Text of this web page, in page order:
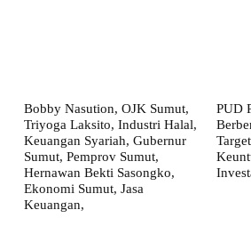
Bobby Nasution, OJK Sumut,
Triyoga Laksito, Industri Halal,
Keuangan Syariah, Gubernur
Sumut, Pemprov Sumut,
Hernawan Bekti Sasongko,
Ekonomi Sumut, Jasa
Keuangan,
PUD